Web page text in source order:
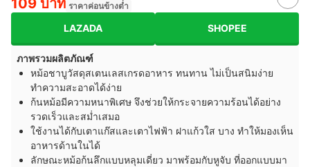
109 บาท ราคาค่อนข้างต่ำ
LAZADA SHOPEE
ภาพรวมผลิตภัณฑ์
หม้อชาบูวัสดุสเตนเลสเกรดอาหาร ทนทาน ไม่เป็นสนิมง่าย
ทำความสะอาดได้ง่าย
ก้นหม้อมีความหนาพิเศษ จึงช่วยให้กระจายความร้อนได้อย่าง
รวดเร็วและสม่ำเสมอ
ใช้งานได้กับเตาแก๊สและเตาไฟฟ้า ฝาแก้วใส บาง ทำให้มองเห็น
อาหารด้านในได้
ลักษณะหม้อก้นลึกแบบหลุมเดี่ยว มาพร้อมกับหูจับ ที่ออกแบบมา